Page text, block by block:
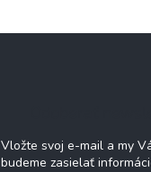
Vložte svoj e-mail a my
budeme zasielať